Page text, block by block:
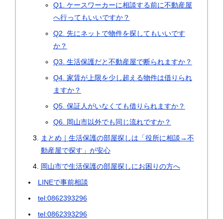
Q1. ケースワーカーに相談する前に不動産屋
へ行ってもいいですか？
Q2. 先にネットで物件を探してもいいです
か？
Q3. 生活保護だと不動産屋で断られますか？
Q4. 家賃が上限を少し超える物件は借りられ
ますか？
Q5. 保証人がいなくても借りられますか？
Q6. 岡山市以外でも同じ流れですか？
まとめ｜生活保護の部屋探しは「役所に相談→不
動産屋で探す」が安心
岡山市で生活保護の部屋探しにお困りの方へ
LINEで事前相談
tel:0862393296
tel:0862393296